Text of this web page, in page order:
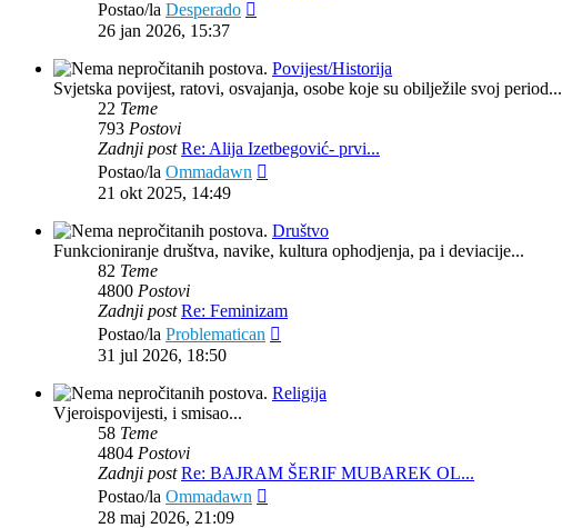
Postao/la Desperado
26 jan 2026, 15:37
Povijest/Historija
Svjetska povijest, ratovi, osvajanja, osobe koje su obilježile svoj period...
22 Teme
793 Postovi
Zadnji post Re: Alija Izetbegović- prvi...
Postao/la Ommadawn
21 okt 2025, 14:49
Društvo
Funkcioniranje društva, navike, kultura ophodjenja, pa i deviacije...
82 Teme
4800 Postovi
Zadnji post Re: Feminizam
Postao/la Problematican
31 jul 2026, 18:50
Religija
Vjeroispovijesti, i smisao...
58 Teme
4804 Postovi
Zadnji post Re: BAJRAM ŠERIF MUBAREK OL...
Postao/la Ommadawn
28 maj 2026, 21:09